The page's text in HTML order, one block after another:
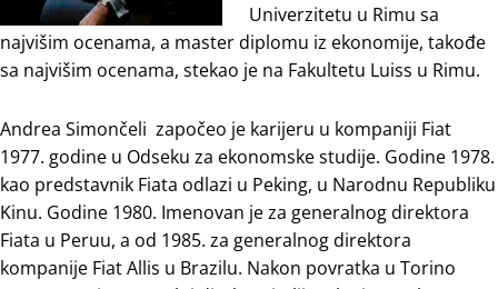
Univerzitetu u Rimu sa
najvišim ocenama, a master diplomu iz ekonomije, takođe
sa najvišim ocenama, stekao je na Fakultetu Luiss u Rimu.
Andrea Simončeli započeo je karijeru u kompaniji Fiat
1977. godine u Odseku za ekonomske studije. Godine 1978.
kao predstavnik Fiata odlazi u Peking, u Narodnu Republiku
Kinu. Godine 1980. Imenovan je za generalnog direktora
Fiata u Peruu, a od 1985. za generalnog direktora
kompanije Fiat Allis u Brazilu. Nakon povratka u Torino